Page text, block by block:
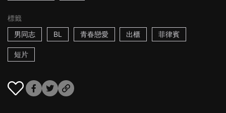
標籤
男同志
BL 青春戀愛 出櫃 菲律賓
短片